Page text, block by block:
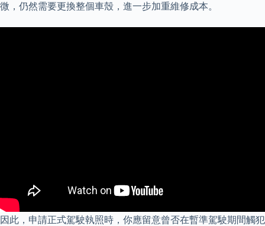
微，仍然需要更換整個車殼，進一步加重維修成本。
因此，申請正式駕駛執照時，你應留意曾否在暫準駕駛期間觸犯